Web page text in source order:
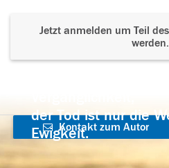
Jetzt anmelden um Teil
werden.
der Tod ist nur die
Ewigkeit.
Kontakt zum Autor
aufnehmen